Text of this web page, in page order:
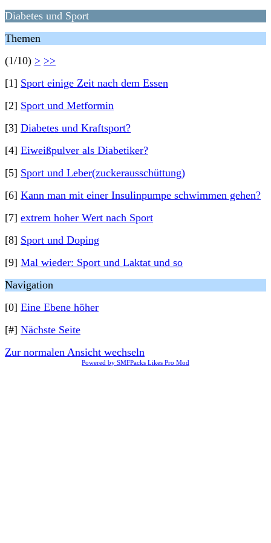
Diabetes und Sport
Themen
(1/10) > >>
[1] Sport einige Zeit nach dem Essen
[2] Sport und Metformin
[3] Diabetes und Kraftsport?
[4] Eiweißpulver als Diabetiker?
[5] Sport und Leber(zuckerausschüttung)
[6] Kann man mit einer Insulinpumpe schwimmen gehen?
[7] extrem hoher Wert nach Sport
[8] Sport und Doping
[9] Mal wieder: Sport und Laktat und so
Navigation
[0] Eine Ebene höher
[#] Nächste Seite
Zur normalen Ansicht wechseln
Powered by SMFPacks Likes Pro Mod